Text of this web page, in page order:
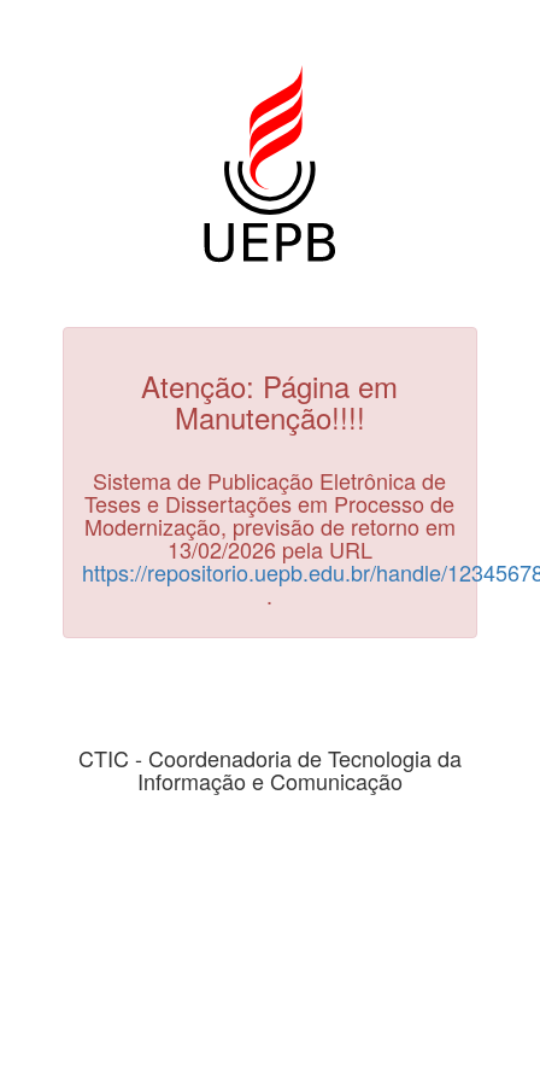
Atenção: Página em
Manutenção!!!!
Sistema de Publicação Eletrônica de
Teses e Dissertações em Processo de
Modernização, previsão de retorno em
13/02/2026 pela URL
https://repositorio.uepb.edu.br/handle/
.
CTIC - Coordenadoria de Tecnologia da
Informação e Comunicação